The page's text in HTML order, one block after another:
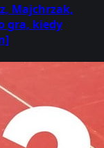
Majchrzak,
gra, kiedy